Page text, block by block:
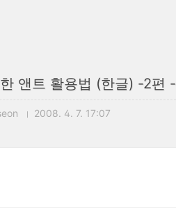
앤트 활용법 (한글) -2편 -
2008. 4. 7. 17:07